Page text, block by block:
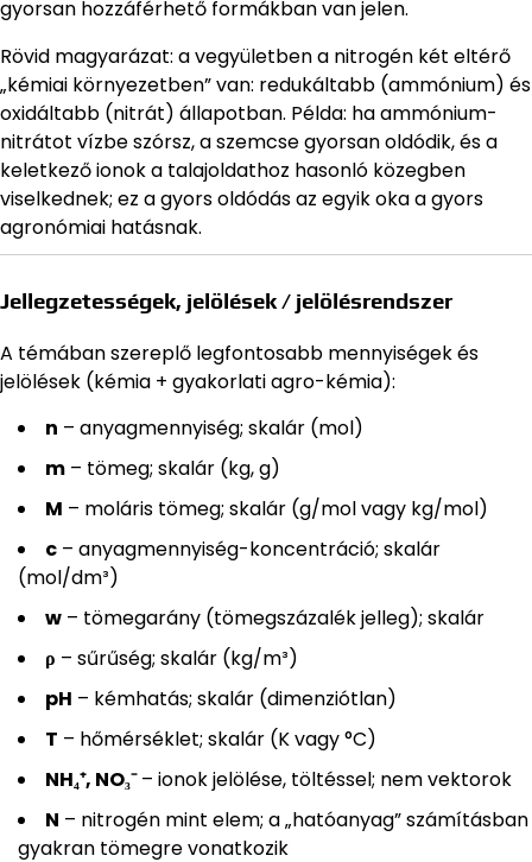
gyorsan hozzáférhető formákban van jelen.
Rövid magyarázat: a vegyületben a nitrogén két eltérő
„kémiai környezetben” van: redukáltabb (ammónium) és
oxidáltabb (nitrát) állapotban. Példa: ha ammónium-
nitrátot vízbe szórsz, a szemcse gyorsan oldódik, és a
keletkező ionok a talajoldathoz hasonló közegben
viselkednek; ez a gyors oldódás az egyik oka a gyors
agronómiai hatásnak.
Jellegzetességek, jelölések / jelölésrendszer
A témában szereplő legfontosabb mennyiségek és
jelölések (kémia + gyakorlati agro-kémia):
n – anyagmennyiség; skalár (mol)
m – tömeg; skalár (kg, g)
M – moláris tömeg; skalár (g/mol vagy kg/mol)
c – anyagmennyiség-koncentráció; skalár
(mol/dm³)
w – tömegarány (tömegszázalék jelleg); skalár
ρ – sűrűség; skalár (kg/m³)
pH – kémhatás; skalár (dimenziótlan)
T – hőmérséklet; skalár (K vagy °C)
NH₄⁺, NO₃⁻– ionok jelölése, töltéssel; nem vektorok
N – nitrogén mint elem; a „hatóanyag” számításban
gyakran tömegre vonatkozik